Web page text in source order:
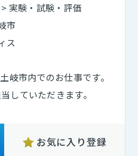
実験・試験・評価
市
ス
市内でのお仕事です。
していただきます。
お気に入り登録